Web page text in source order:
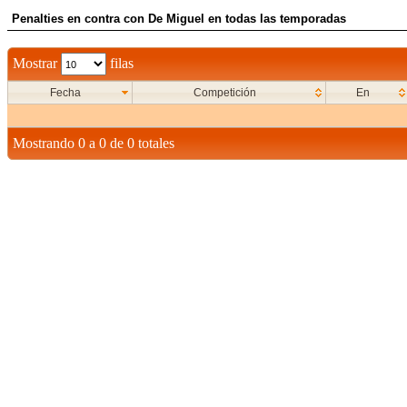
Penalties en contra con De Miguel en todas las temporadas
Mostrar filas
Fecha Competición En
Mostrando 0 a 0 de 0 totales